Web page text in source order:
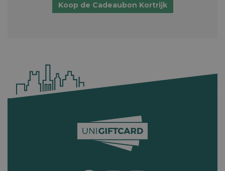
Koop de Cadeaubon Kortrijk